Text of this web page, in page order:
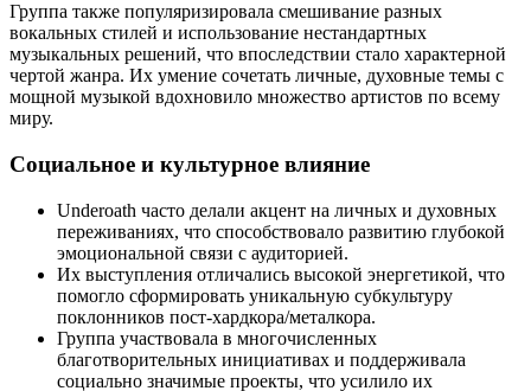
Группа также популяризировала смешивание разных
вокальных стилей и использование нестандартных
музыкальных решений, что впоследствии стало характерной
чертой жанра. Их умение сочетать личные, духовные темы с
мощной музыкой вдохновило множество артистов по всему
миру.
Социальное и культурное влияние
Underoath часто делали акцент на личных и духовных
переживаниях, что способствовало развитию глубокой
эмоциональной связи с аудиторией.
Их выступления отличались высокой энергетикой, что
помогло сформировать уникальную субкультуру
поклонников пост-хардкора/металкора.
Группа участвовала в многочисленных
благотворительных инициативах и поддерживала
социально значимые проекты, что усилило их